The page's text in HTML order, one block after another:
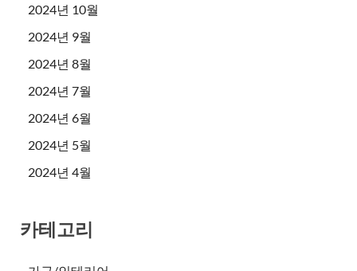
2024년 10월
2024년 9월
2024년 8월
2024년 7월
2024년 6월
2024년 5월
2024년 4월
카테고리